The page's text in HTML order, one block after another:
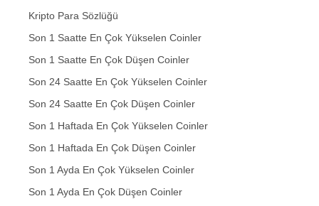
Kripto Para Sözlüğü
Son 1 Saatte En Çok Yükselen Coinler
Son 1 Saatte En Çok Düşen Coinler
Son 24 Saatte En Çok Yükselen Coinler
Son 24 Saatte En Çok Düşen Coinler
Son 1 Haftada En Çok Yükselen Coinler
Son 1 Haftada En Çok Düşen Coinler
Son 1 Ayda En Çok Yükselen Coinler
Son 1 Ayda En Çok Düşen Coinler